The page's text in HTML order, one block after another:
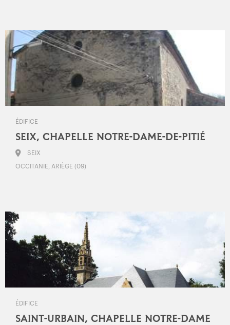
ÉDIFICE
SEIX, CHAPELLE NOTRE-DAME-DE-PITIÉ
SEIX
OCCITANIE, ARIÈGE (09)
ÉDIFICE
SAINT-URBAIN, CHAPELLE NOTRE-DAME